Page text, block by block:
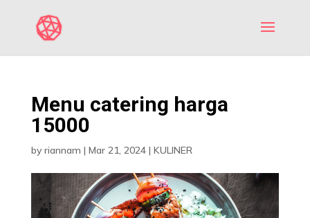
Menu catering harga
15000
by riannam | Mar 21, 2024| KULINER